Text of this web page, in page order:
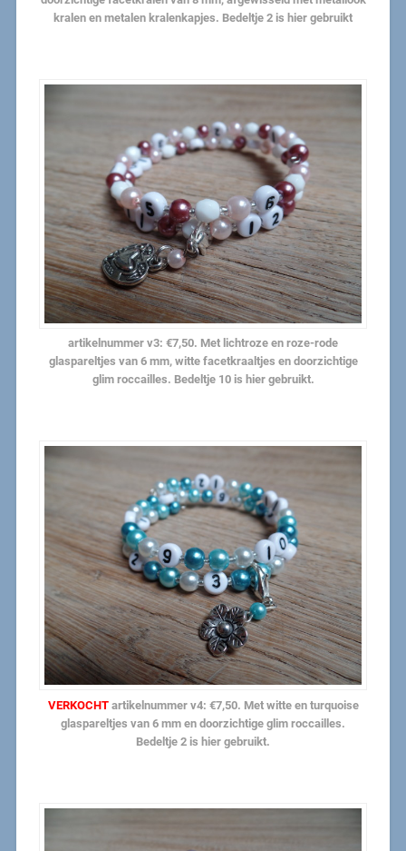
kralen en metalen kralenkapjes. Bedeltje 2 is hier gebruikt
artikelnummer v3: €7,50. Met lichtroze en roze-rode
glaspareltjes van 6 mm, witte facetkraaltjes en doorzichtige
glim roccailles. Bedeltje 10 is hier gebruikt.
VERKOCHTartikelnummer v4: €7,50. Met witte en turquoise
glaspareltjes van 6 mm en doorzichtige glim roccailles.
Bedeltje 2 is hier gebruikt.